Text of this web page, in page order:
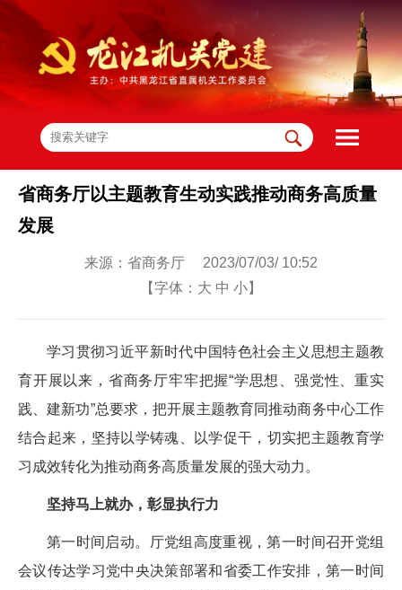
省商务厅以主题教育生动实践推动商务高质量
发展
来源：省商务厅 2023/07/03/ 10:52
【字体： 大 中 小】
学习贯彻习近平新时代中国特色社会主义思想主题教
育开展以来，省商务厅牢牢把握“学思想、强党性、重实
践、建新功”总要求，把开展主题教育同推动商务中心工作
结合起来，坚持以学铸魂、以学促干，切实把主题教育学
习成效转化为推动商务高质量发展的强大动力。
坚持马上就办，彰显执行力
第一时间启动。厅党组高度重视，第一时间召开党组
会议传达学习党中央决策部署和省委工作安排，第一时间